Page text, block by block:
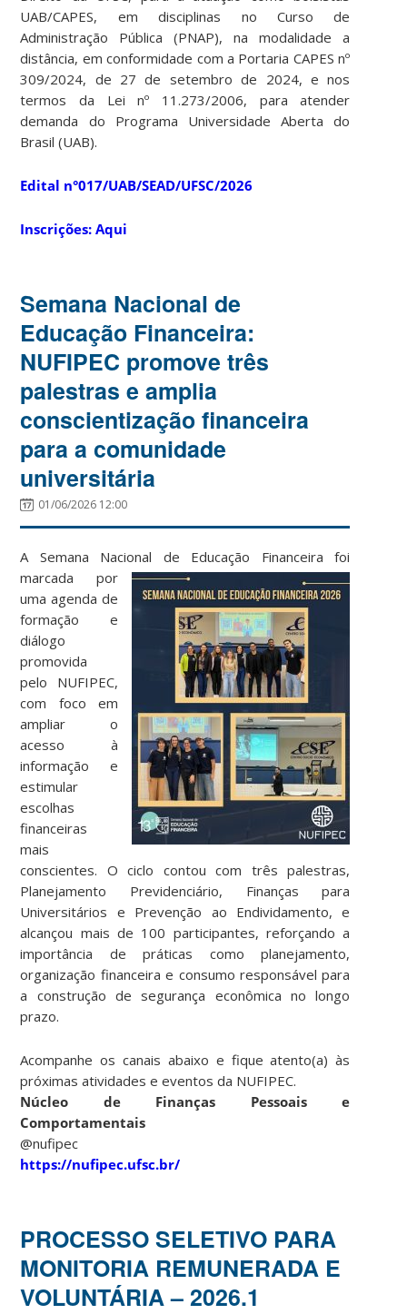
UAB/CAPES, em disciplinas no Curso de
Administração Pública (PNAP), na modalidade a
distância, em conformidade com a Portaria CAPES nº
309/2024, de 27 de setembro de 2024, e nos
termos da Lei nº 11.273/2006, para atender
demanda do Programa Universidade Aberta do
Brasil (UAB).
Edital n°017/UAB/SEAD/UFSC/2026
Inscrições: Aqui
Semana Nacional de
Educação Financeira:
NUFIPEC promove três
palestras e amplia
conscientização financeira
para a comunidade
universitária
01/06/2026 12:00
A Semana Nacional de Educação Financeira foi
marcada por
uma agenda de
formação e
diálogo
promovida
pelo NUFIPEC,
com foco em
ampliar o
acesso à
informação e
estimular
escolhas
financeiras
mais
conscientes. O ciclo contou com três palestras,
Planejamento Previdenciário, Finanças para
Universitários e Prevenção ao Endividamento, e
alcançou mais de 100 participantes, reforçando a
importância de práticas como planejamento,
organização financeira e consumo responsável para
a construção de segurança econômica no longo
prazo.
Acompanhe os canais abaixo e fique atento(a) às
próximas atividades e eventos da NUFIPEC.
Núcleo de Finanças Pessoais e
Comportamentais
@nufipec
https://nufipec.ufsc.br/
PROCESSO SELETIVO PARA
MONITORIA REMUNERADA E
VOLUNTÁRIA – 2026.1